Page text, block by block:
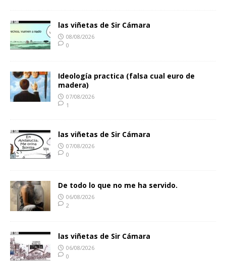
las viñetas de Sir Cámara
08/08/2026
0
Ideología practica (falsa cual euro de
madera)
07/08/2026
1
las viñetas de Sir Cámara
07/08/2026
0
De todo lo que no me ha servido.
06/08/2026
2
las viñetas de Sir Cámara
06/08/2026
0